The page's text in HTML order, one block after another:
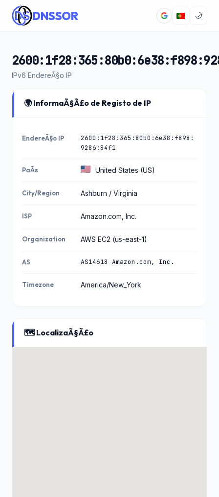
DNSSOR 🌙
IPv6 EndereÃ§o IP
🌍 InformaÃ§Ã£o de Registo de IP
EndereÃ§o IP
2600:1f28:365:80b0:6e38:f898:
9286:84f1
PaÃ­s United States (US)
City/Region Ashburn / Virginia
ISP Amazon.com, Inc.
Organization AWS EC2 (us-east-1)
AS AS14618 Amazon.com, Inc.
Timezone America/New_York
🗺️ LocalizaÃ§Ã£o